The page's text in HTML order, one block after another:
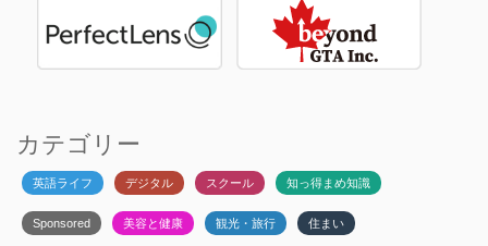
カテゴリー
英語ライフ デジタル スクール 知っ得まめ知識
Sponsored 美容と健康 観光・旅行 住まい